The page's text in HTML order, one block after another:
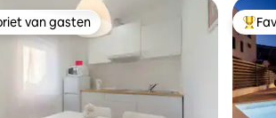
van gasten
van gasten